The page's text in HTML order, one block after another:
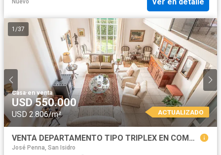
Nuevo
1 /37
Casa·en venta
USD 550.000
USD 2.806/m² ACTUALIZADO
VENTA DEPARTAMENTO TIPO TRIPLEX EN COMPLEJO PREMIUM CON COCHERA Y AMENITIES - SAN ISIDRO
José Penna, San Isidro